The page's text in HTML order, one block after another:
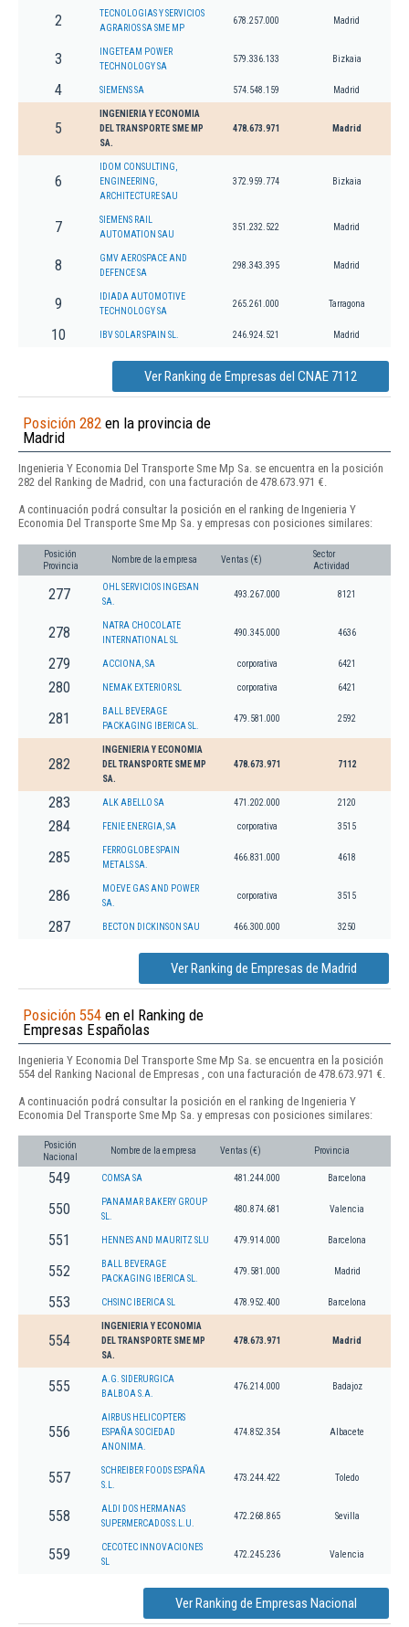
2
TECNOLOGIAS Y SERVICIOS
AGRARIOS SA SME MP
678.257.000 Madrid
3
INGETEAM POWER
TECHNOLOGY SA
579.336.133 Bizkaia
4 SIEMENS SA 574.548.159 Madrid
5
INGENIERIA Y ECONOMIA
DEL TRANSPORTE SME MP
SA.
478.673.971 Madrid
6
IDOM CONSULTING,
ENGINEERING,
ARCHITECTURE SAU
372.959.774 Bizkaia
7
SIEMENS RAIL
AUTOMATION SAU
351.232.522 Madrid
8
GMV AEROSPACE AND
DEFENCE SA
298.343.395 Madrid
9
IDIADA AUTOMOTIVE
TECHNOLOGY SA
265.261.000 Tarragona
10 IBV SOLAR SPAIN SL. 246.924.521 Madrid
Ver Ranking de Empresas del CNAE 7112
Posición 282 en la provincia de
Madrid
Ingenieria Y Economia Del Transporte Sme Mp Sa. se encuentra en la posición
282 del Ranking de Madrid, con una facturación de 478.673.971 €.
A continuación podrá consultar la posición en el ranking de Ingenieria Y
Economia Del Transporte Sme Mp Sa. y empresas con posiciones similares:
Posición
Provincia
Nombre de la empresa Ventas (€)
Sector
Actividad
277
OHL SERVICIOS INGESAN
SA.
493.267.000 8121
278
NATRA CHOCOLATE
INTERNATIONAL SL
490.345.000 4636
279 ACCIONA, SA corporativa 6421
280 NEMAK EXTERIOR SL corporativa 6421
281
BALL BEVERAGE
PACKAGING IBERICA SL.
479.581.000 2592
282
INGENIERIA Y ECONOMIA
DEL TRANSPORTE SME MP
SA.
478.673.971 7112
283 ALK ABELLO SA 471.202.000 2120
284 FENIE ENERGIA, SA corporativa 3515
285
FERROGLOBE SPAIN
METALS SA.
466.831.000 4618
286
MOEVE GAS AND POWER
SA.
corporativa 3515
287 BECTON DICKINSON SAU 466.300.000 3250
Ver Ranking de Empresas de Madrid
Posición 554 en el Ranking de
Empresas Españolas
Ingenieria Y Economia Del Transporte Sme Mp Sa. se encuentra en la posición
554 del Ranking Nacional de Empresas , con una facturación de 478.673.971 €.
A continuación podrá consultar la posición en el ranking de Ingenieria Y
Economia Del Transporte Sme Mp Sa. y empresas con posiciones similares:
Posición
Nacional
Nombre de la empresa Ventas (€) Provincia
549 COMSA SA 481.244.000 Barcelona
550
PANAMAR BAKERY GROUP
SL.
480.874.681 Valencia
551 HENNES AND MAURITZ SLU 479.914.000 Barcelona
552
BALL BEVERAGE
PACKAGING IBERICA SL.
479.581.000 Madrid
553 CHSINC IBERICA SL 478.952.400 Barcelona
554
INGENIERIA Y ECONOMIA
DEL TRANSPORTE SME MP
SA.
478.673.971 Madrid
555
A.G. SIDERURGICA
BALBOA S.A.
476.214.000 Badajoz
556
AIRBUS HELICOPTERS
ESPAÑA SOCIEDAD
ANONIMA.
474.852.354 Albacete
557
SCHREIBER FOODS ESPAÑA
S.L.
473.244.422 Toledo
558
ALDI DOS HERMANAS
SUPERMERCADOS S.L.U.
472.268.865 Sevilla
559
CECOTEC INNOVACIONES
SL
472.245.236 Valencia
Ver Ranking de Empresas Nacional